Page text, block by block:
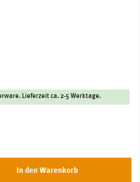
Lieferzeit ca. 2-5 Werktage.
In den Warenkorb